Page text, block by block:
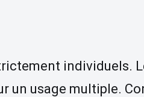
individuels.
un usage multiple.